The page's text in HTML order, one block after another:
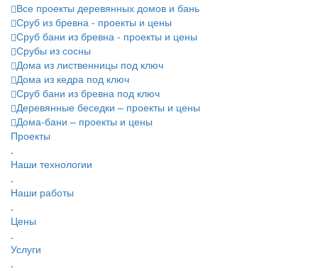
Все проекты деревянных домов и бань
Сруб из бревна - проекты и цены
Сруб бани из бревна - проекты и цены
Срубы из сосны
Дома из лиственницы под ключ
Дома из кедра под ключ
Сруб бани из бревна под ключ
Деревянные беседки – проекты и цены
Дома-бани – проекты и цены
Проекты
.
Наши технологии
.
Наши работы
.
Цены
.
Услуги
.